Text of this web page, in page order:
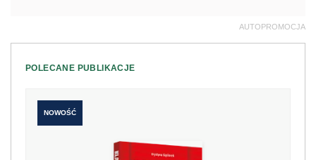
AUTOPROMOCJA
POLECANE PUBLIKACJE
NOWOŚĆ